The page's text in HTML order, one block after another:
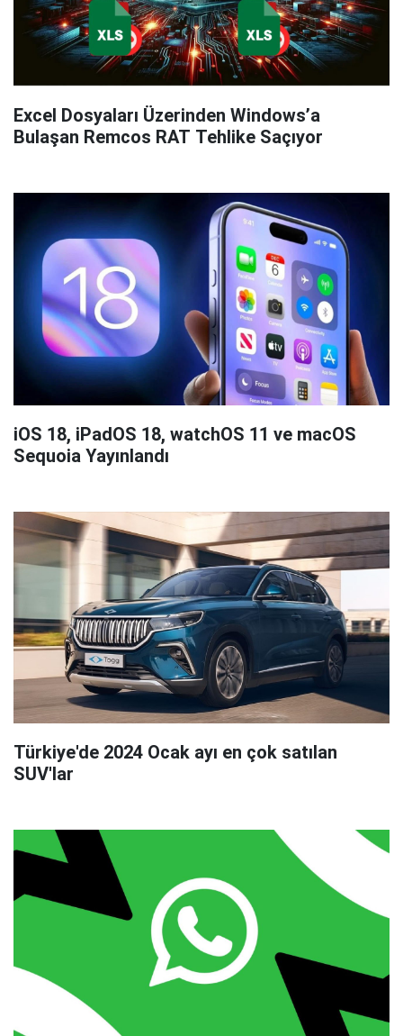
Excel Dosyaları Üzerinden Windows’a
Bulaşan Remcos RAT Tehlike Saçıyor
iOS 18, iPadOS 18, watchOS 11 ve macOS
Sequoia Yayınlandı
Türkiye'de 2024 Ocak ayı en çok satılan
SUV'lar